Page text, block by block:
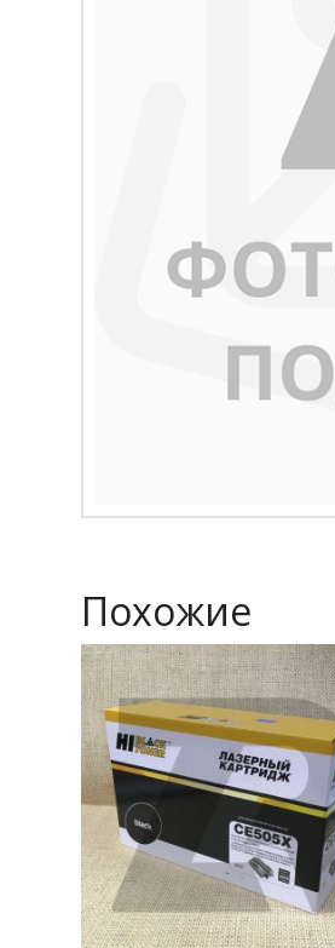
Похожие